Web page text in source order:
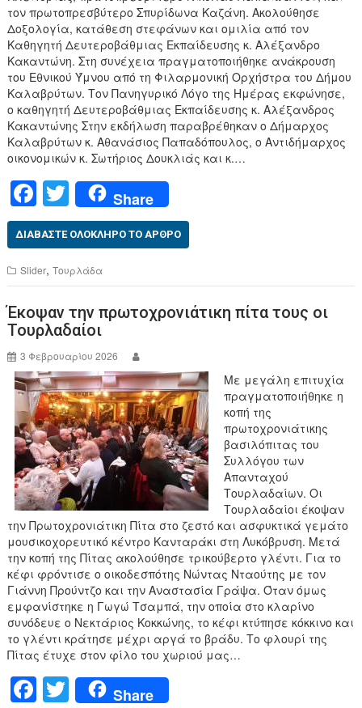
τον πρωτοπρεσβύτερο Σπυρίδωνα Καζάνη. Ακολούθησε
Δοξολογία, κατάθεση στεφάνων και ομιλία από τον
Καθηγητή Δευτεροβάθμιας Εκπαίδευσης κ. Αλέξανδρο
Κακαντώνη. Στη συνέχεια πραγματοποιήθηκε ανάκρουση
του Εθνικού Ύμνου από τη Φιλαρμονική Ορχήστρα του Δήμου
Καλαβρύτων. Τον Πανηγυρικό Λόγο της Ημέρας εκφώνησε,
ο καθηγητή Δευτεροβάθμιας Εκπαίδευσης κ. Αλέξανδρος
Κακαντώνης Στην εκδήλωση παραβρέθηκαν ο Δήμαρχος
Καλαβρύτων κ. Αθανάσιος Παπαδόπουλος, ο Αντιδήμαρχος
οικονομικών κ. Σωτήριος Δουκλιάς και κ.…
F
a
c
e
b
o
o
k
T
wi
tt
er
Share
ΔΙΑΒΆΣΤΕ ΟΛΌΚΛΗΡΟ ΤΟ ΆΡΘΡΟ
Slider,Τουρλάδα
Έκοψαν την πρωτοχρονιάτικη πίτα τους οι
Τουρλαδαίοι
3 Φεβρουαρίου 2026
Με μεγάλη επιτυχία
πραγματοποιήθηκε η
κοπή της
πρωτοχρονιάτικης
βασιλόπιτας του
Συλλόγου των
Απανταχού
Τουρλαδαίων. Οι
Τουρλαδαίοι έκοψαν
την Πρωτοχρονιάτικη Πίτα στο ζεστό και ασφυκτικά γεμάτο
μουσικοχορευτικό κέντρο Κανταράκι στη Λυκόβρυση. Μετά
την κοπή της Πίτας ακολούθησε τρικούβερτο γλέντι. Για το
κέφι φρόντισε ο οικοδεσπότης Νώντας Νταούτης με τον
Γιάννη Προύντζο και την Αναστασία Γράψα. Όταν όμως
εμφανίστηκε η Γωγώ Τσαμπά, την οποία στο κλαρίνο
συνόδευε ο Νεκτάριος Κοκκώνης, το κέφι κτύπησε κόκκινο και
το γλέντι κράτησε μέχρι αργά το βράδυ. Το φλουρί της
Πίτας έτυχε στον φίλο του χωριού μας…
F T Share